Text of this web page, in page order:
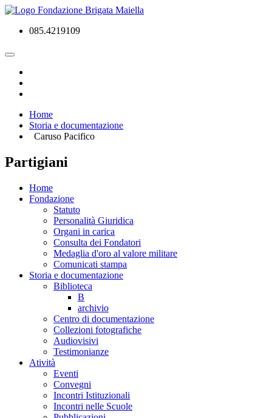
085.4219109
Home
Storia e documentazione
Caruso Pacifico
Partigiani
Home
Fondazione
Statuto
Personalità Giuridica
Organi in carica
Consulta dei Fondatori
Medaglia d'oro al valore militare
Comunicati stampa
Storia e documentazione
Biblioteca
B
archivio
Centro di documentazione
Collezioni fotografiche
Audiovisivi
Testimonianze
Atività
Eventi
Convegni
Incontri Istituzionali
Incontri nelle Scuole